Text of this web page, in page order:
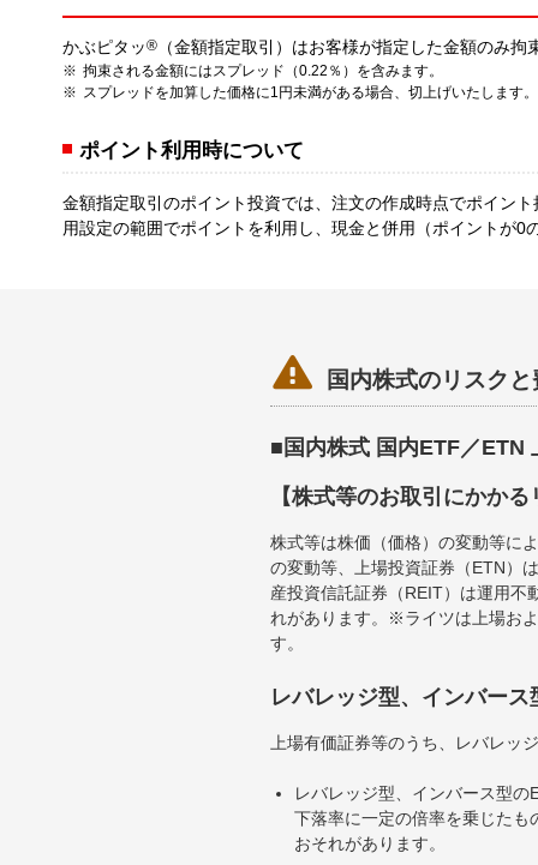
かぶピタッ® （金額指定取引）はお客様が指定した金額のみ拘
拘束される金額にはスプレッド（0.22％）を含みます。
スプレッドを加算した価格に1円未満がある場合、切上げいたします。
ポイント利用時について
金額指定取引のポイント投資では、注文の作成時点でポイン
用設定の範囲でポイントを利用し、現金と併用（ポイントが
 国内株式のリスク
■国内株式 国内ETF／ETN
【株式等のお取引にかか
株式等は株価（価格）の変動等に
の変動等、上場投資証券（ETN）
産投資信託証券（REIT）は運用不
れがあります。※ライツは上場お
す。
レバレッジ型、インバー
上場有価証券等のうち、レバレ
レバレッジ型、インバース型
下落率に一定の倍率を乗じた
おそれがあります。